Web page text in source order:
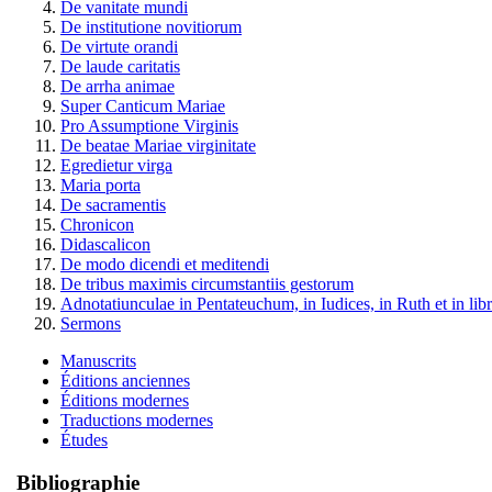
De vanitate mundi
De institutione novitiorum
De virtute orandi
De laude caritatis
De arrha animae
Super Canticum Mariae
Pro Assumptione Virginis
De beatae Mariae virginitate
Egredietur virga
Maria porta
De sacramentis
Chronicon
Didascalicon
De modo dicendi et meditendi
De tribus maximis circumstantiis gestorum
Adnotatiunculae in Pentateuchum, in Iudices, in Ruth et in
Sermons
Manuscrits
Éditions anciennes
Éditions modernes
Traductions modernes
Études
Bibliographie